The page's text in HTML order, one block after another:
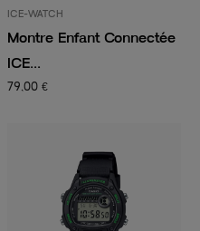
ICE-WATCH
Montre Enfant Connectée
ICE...
79,00 €